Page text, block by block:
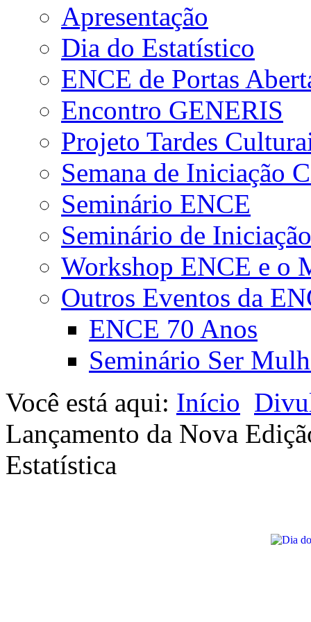
Apresentação
Dia do Estatístico
ENCE de Portas
Encontro GENERIS
Projeto Tardes
Semana de Iniciação
Seminário ENCE
Seminário de
Workshop ENCE e o
Outros Eventos da
ENCE 70 Anos
Seminário Ser
Você está aqui: Início
Lançamento da Nova
Estatística